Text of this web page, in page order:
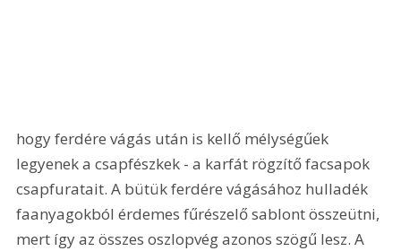
hogy ferdére vágás után is kellő mélységűek
legyenek a csapfészkek - a karfát rögzítő facsapok
csapfuratait. A bütük ferdére vágásához hulladék
faanyagokból érdemes fűrészelő sablont összeütni,
mert így az összes oszlopvég azonos szögű lesz. A